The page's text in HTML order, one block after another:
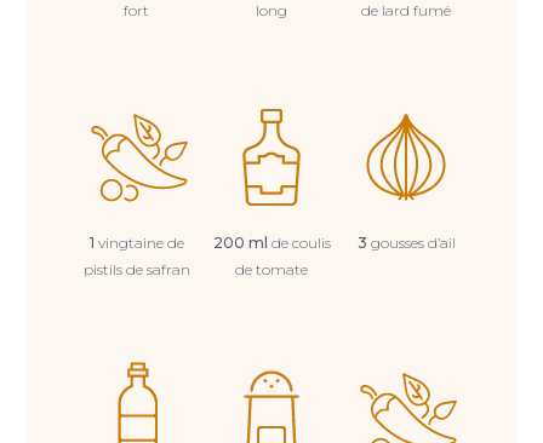
fort
long
de lard fumé
1 vingtaine de
pistils de safran
200 ml de coulis
de tomate
3 gousses d’ail